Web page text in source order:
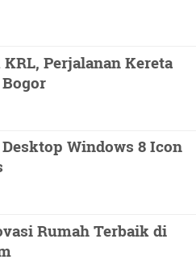
Perjalanan Kereta
Windows 8 Icon
Rumah Terbaik di